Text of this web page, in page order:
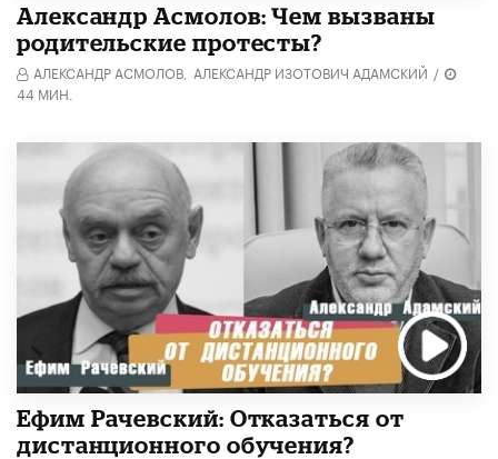
Александр Асмолов: Чем вызваны
родительские протесты?
АЛЕКСАНДР АСМОЛОВ, АЛЕКСАНДР ИЗОТОВИЧ АДАМСКИЙ /
44 МИН.
Ефим Рачевский: Отказаться от
дистанционного обучения?